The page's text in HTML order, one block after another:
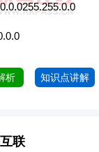
析 知识点讲解
联